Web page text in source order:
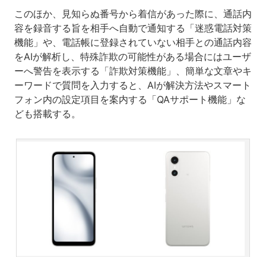
このほか、見知らぬ番号から着信があった際に、通話内
容を録音する旨を相手へ自動で通知する「迷惑電話対策
機能」や、電話帳に登録されていない相手との通話内容
をAIが解析し、特殊詐欺の可能性がある場合にはユーザ
ーへ警告を表示する「詐欺対策機能」、簡単な文章やキ
ーワードで質問を入力すると、AIが解決方法やスマート
フォン内の設定項目を案内する「QAサポート機能」な
ども搭載する。